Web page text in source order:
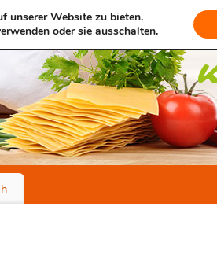
unserer Website zu bieten.
oder sie ausschalten.